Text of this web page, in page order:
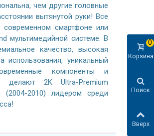
чем другие головные
вытянутой руки! Все
смартфоне или
мультимедийной системе. В
качество, высокая
использования, уникальный
компоненты и
делают 2K Ultra-Premium
(2004-2010) лидером среди
Корзина
0
Поиск
Вверх